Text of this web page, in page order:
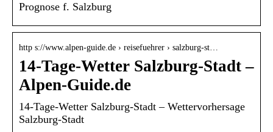
Prognose f. Salzburg
http s://www.alpen-guide.de › reisefuehrer › salzburg-st…
14-Tage-Wetter Salzburg-Stadt –
Alpen-Guide.de
14-Tage-Wetter Salzburg-Stadt – Wettervorhersage
Salzburg-Stadt